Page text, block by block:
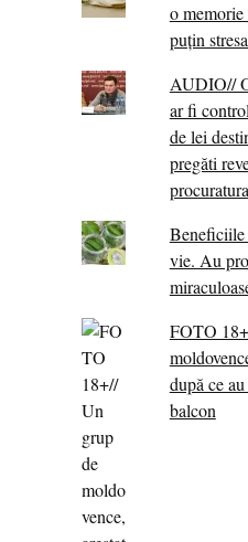
o
puțin
AUDIO//
ar fi
de lei
pregăti
vie. Au
FOTO
după ce
balcon